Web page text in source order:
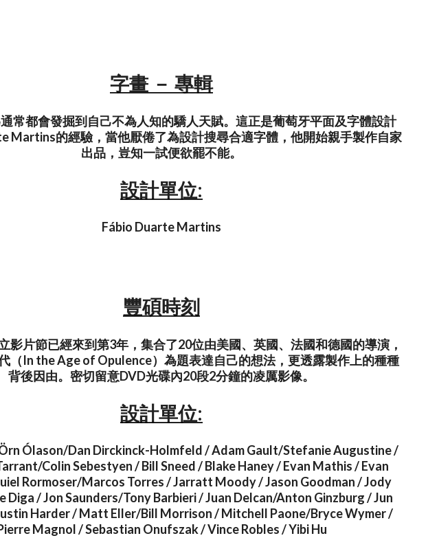
字畫 － 專輯
常都會發掘到自己不為人知的驕人天賦。這正是葡萄牙平面及字體設計
Martins的經驗，當他厭倦了為設計搜尋合適字體，他開始親手製作自家
出品，豈知一試便欲罷不能。
設計單位:
Fábio Duarte Martins
豐碩時刻
影片節已經來到第3年，集合了20位由美國、英國、法國和德國的導演，
（In the Age of Opulence）為題表達自己的想法，更透露製作上的種種
背後因由。密切留意DVD光碟內20段2分鐘的凌厲影像。
設計單位:
Ólason/Dan Dirckinck-Holmfeld / Adam Gault/Stefanie Augustine /
Colin Sebestyen / Bill Sneed / Blake Haney / Evan Mathis / Evan
Rormoser/Marcos Torres / Jarratt Moody / Jason Goodman / Jody
Diga / Jon Saunders/Tony Barbieri / Juan Delcan/Anton Ginzburg / Jun
Harder / Matt Eller/Bill Morrison / Mitchell Paone/Bryce Wymer /
Magnol / Sebastian Onufszak / Vince Robles / Yibi Hu